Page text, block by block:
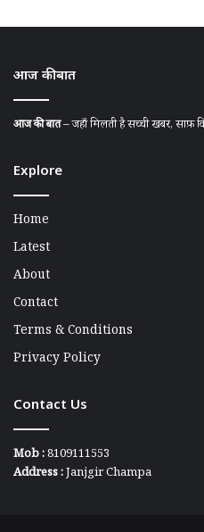
आज की बात
आज की बात– जहाँ मिलती है सच्ची खबर, साफ़
Explore
Home
Latest
About
Contact
Terms & Conditions
Privacy Policy
Contact Us
Mob :8109111553
Address :Janjgir Champa